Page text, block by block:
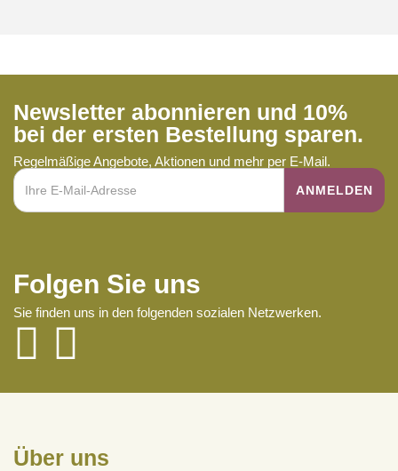
Newsletter abonnieren und 10%
bei der ersten Bestellung sparen.
Regelmäßige Angebote, Aktionen und mehr per E-Mail.
Folgen Sie uns
Sie finden uns in den folgenden sozialen Netzwerken.
Über uns